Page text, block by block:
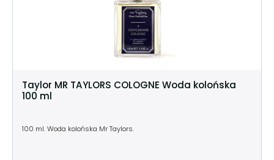
Taylor MR TAYLORS COLOGNE Woda kolońska
100 ml
100 ml. Woda kolońska Mr Taylors.